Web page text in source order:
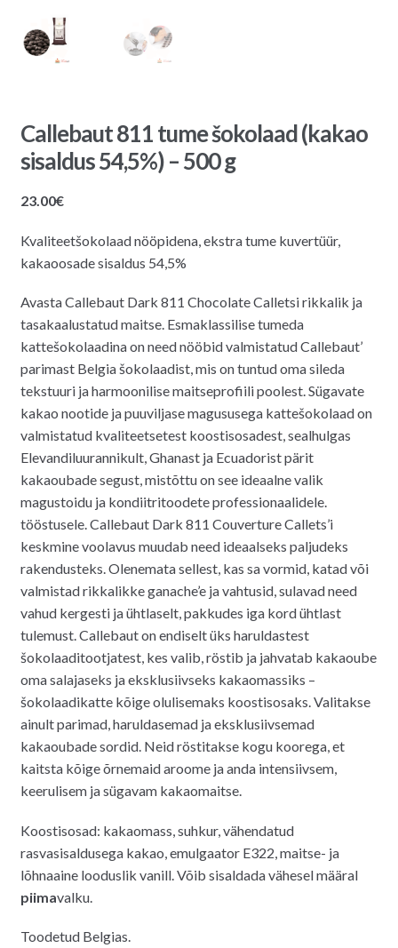
Callebaut 811 tume šokolaad (kakao
sisaldus 54,5%) – 500 g
23.00€
Kvaliteetšokolaad nööpidena, ekstra tume kuvertüür,
kakaoosade sisaldus 54,5%
Avasta Callebaut Dark 811 Chocolate Calletsi rikkalik ja
tasakaalustatud maitse. Esmaklassilise tumeda
kattešokolaadina on need nööbid valmistatud Callebaut’
parimast Belgia šokolaadist, mis on tuntud oma sileda
tekstuuri ja harmoonilise maitseprofiili poolest. Sügavate
kakao nootide ja puuviljase magususega kattešokolaad on
valmistatud kvaliteetsetest koostisosadest, sealhulgas
Elevandiluurannikult, Ghanast ja Ecuadorist pärit
kakaoubade segust, mistõttu on see ideaalne valik
magustoidu ja kondiitritoodete professionaalidele.
tööstusele. Callebaut Dark 811 Couverture Callets’i
keskmine voolavus muudab need ideaalseks paljudeks
rakendusteks. Olenemata sellest, kas sa vormid, katad või
valmistad rikkalikke ganache’e ja vahtusid, sulavad need
vahud kergesti ja ühtlaselt, pakkudes iga kord ühtlast
tulemust. Callebaut on endiselt üks haruldastest
šokolaaditootjatest, kes valib, röstib ja jahvatab kakaoube
oma salajaseks ja eksklusiivseks kakaomassiks –
šokolaadikatte kõige olulisemaks koostisosaks. Valitakse
ainult parimad, haruldasemad ja eksklusiivsemad
kakaoubade sordid. Neid röstitakse kogu koorega, et
kaitsta kõige õrnemaid aroome ja anda intensiivsem,
keerulisem ja sügavam kakaomaitse.
Koostisosad: kakaomass, suhkur, vähendatud
rasvasisaldusega kakao, emulgaator E322, maitse- ja
lõhnaaine looduslik vanill. Võib sisaldada vähesel määral
piimavalku.
Toodetud Belgias.